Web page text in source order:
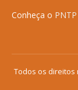
Conheça o PNTP
Todos os